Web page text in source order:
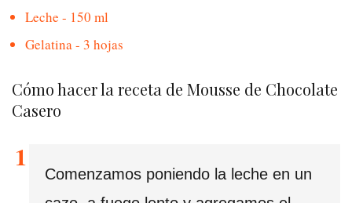
Leche - 150 ml
Gelatina - 3 hojas
Cómo hacer la receta de Mousse de Chocolate
Casero
Comenzamos poniendo la leche en un